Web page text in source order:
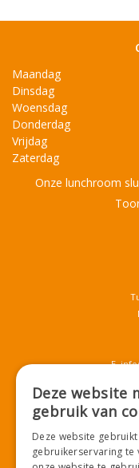
Maandag
Dinsdag
Woensdag
Donderdag
Vrijdag
Zaterdag
Onze lunchroom
E.
Deze website
gebruik van
Deze website
gebruikerservaring